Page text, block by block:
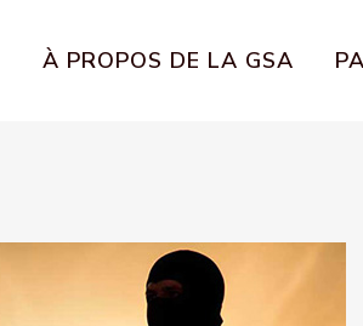
À PROPOS DE LA GSA